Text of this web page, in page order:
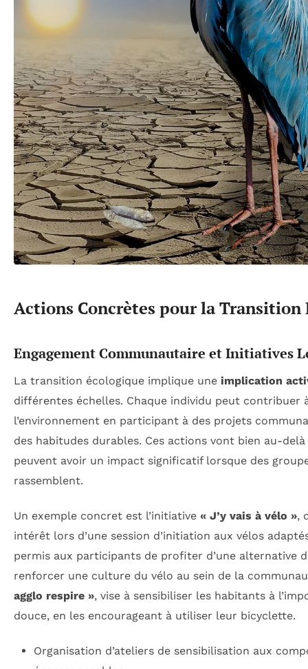
Actions Concrètes pour la Transition
Engagement Communautaire et Initiatives
La transition écologique implique une implication
différentes échelles. Chaque individu peut contribuer
l’environnement en participant à des projets
des habitudes durables. Ces actions vont bien au-
peuvent avoir un impact significatif lorsque des
rassemblent.
Un exemple concret est l’initiative « J’y vais à vélo »,
intérêt lors d’une session d’initiation aux vélos
permis aux participants de profiter d’une alternative
renforcer une culture du vélo au sein de la
agglo respire », vise à sensibiliser les habitants à
douce, en les encourageant à utiliser leur bicyclette.
Organisation d’ateliers de sensibilisation aux